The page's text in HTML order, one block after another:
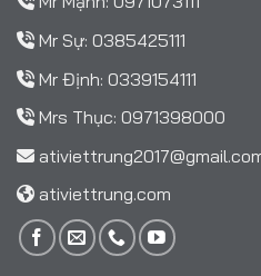
Mr Sự: 0385425111
Mr Định: 0339154111
Mrs Thục: 0971398000
ativiettrung.com